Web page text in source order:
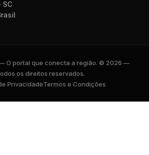
SC
O portal que conecta a região. © 2026 —
os direitos reservados.
PrivacidadeTermos e Condições